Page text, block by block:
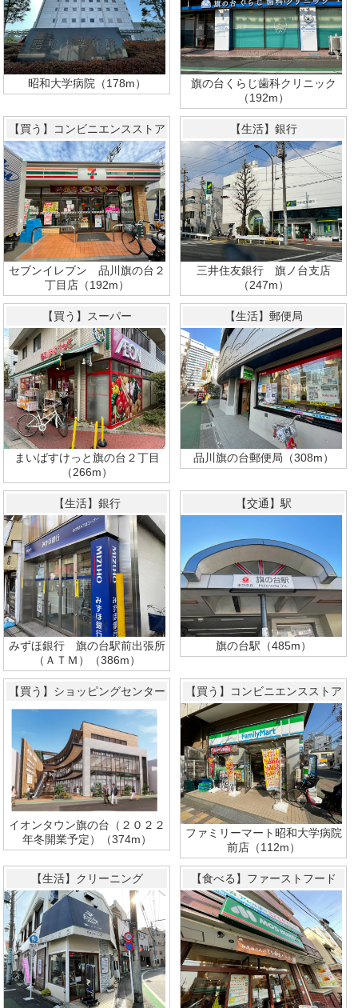
昭和大学病院（178m）
旗の台くらじ歯科クリニック
（192m）
【買う】コンビニエンスストア
セブンイレブン 品川旗の台２
丁目店（192m）
【生活】銀行
三井住友銀行 旗ノ台支店
（247m）
【買う】スーパー
まいばすけっと旗の台２丁目
（266m）
【生活】郵便局
品川旗の台郵便局（308m）
【生活】銀行
みずほ銀行 旗の台駅前出張所
（ＡＴＭ）（386m）
【交通】駅
旗の台駅（485m）
【買う】ショッピングセンター
イオンタウン旗の台（２０２２
年冬開業予定）（374m）
【買う】コンビニエンスストア
ファミリーマート昭和大学病院
前店（112m）
【生活】クリーニング 【食べる】ファーストフード